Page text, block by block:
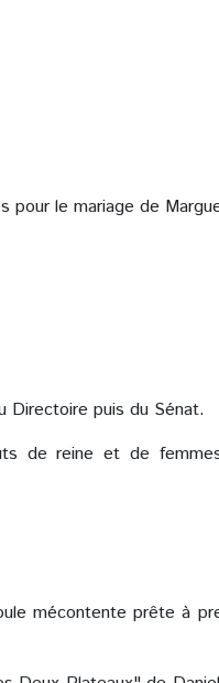
pour le mariage de
Directoire puis du Sénat.
de reine et de
mécontente prête à